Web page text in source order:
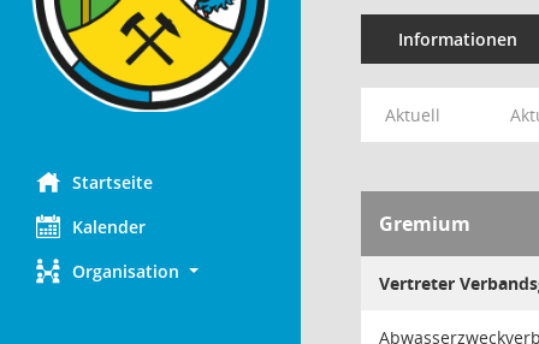
Startseite
Kalender
Organisation
Informationen
Aktuell
Gremium
Vertreter